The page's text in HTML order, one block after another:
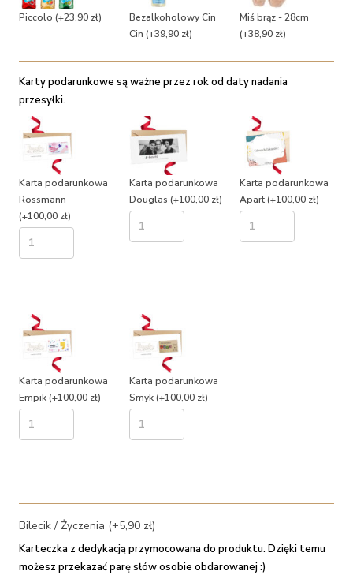
Piccolo (+23,90 zł)
Bezalkoholowy Cin
Cin (+39,90 zł)
Miś brąz - 28cm
(+38,90 zł)
Karty podarunkowe są ważne przez rok od daty nadania
przesyłki.
Karta podarunkowa
Rossmann
(+100,00 zł)
Karta podarunkowa
Douglas (+100,00 zł)
Karta podarunkowa
Apart(+100,00 zł)
Karta podarunkowa
Empik(+100,00 zł)
Karta podarunkowa
Smyk(+100,00 zł)
Bilecik / Życzenia (+5,90 zł)
Karteczka z dedykacją przymocowana do produktu. Dzięki temu
możesz przekazać parę słów osobie obdarowanej :)